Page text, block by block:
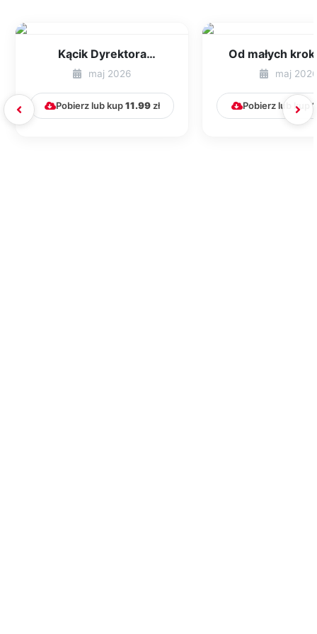
Kącik Dyrektora
Przedszkola [cz. 9]
maj 2026
Pobierz lub kup11.99zł
Od małych
wielkich maj 2026
Pobierz lub kup